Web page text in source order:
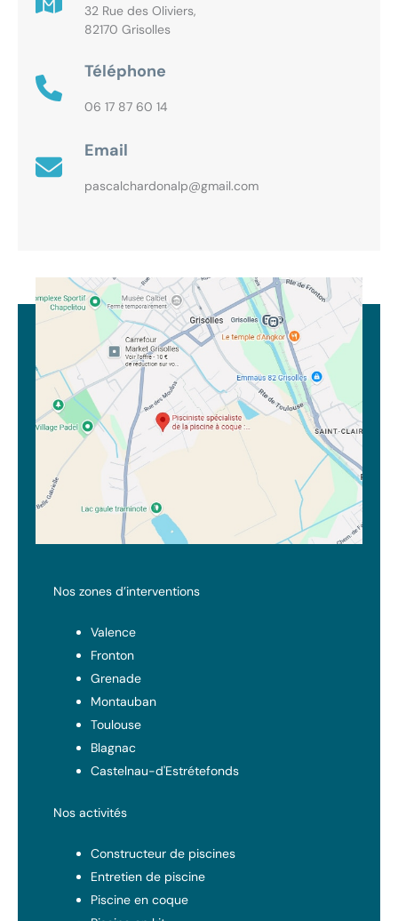
32 Rue des Oliviers,
82170 Grisolles
Téléphone
06 17 87 60 14
Email
pascalchardonalp@gmail.com
Nos zones d’interventions
Valence
Fronton
Grenade
Montauban
Toulouse
Blagnac
Castelnau-d'Estrétefonds
Nos activités
Constructeur de piscines
Entretien de piscine
Piscine en coque